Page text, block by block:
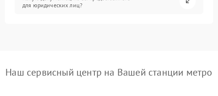
для юридических лиц?
Наш сервисный центр на Вашей станции метро